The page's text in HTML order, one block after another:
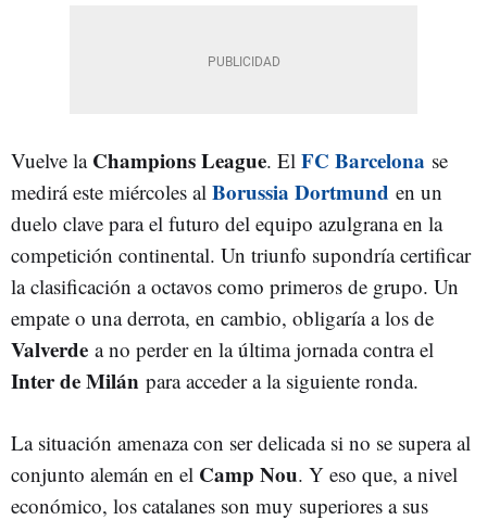
Vuelve la Champions League. El FC Barcelona se
medirá este miércoles al Borussia Dortmund en un
duelo clave para el futuro del equipo azulgrana en la
competición continental. Un triunfo supondría certificar
la clasificación a octavos como primeros de grupo. Un
empate o una derrota, en cambio, obligaría a los de
Valverde a no perder en la última jornada contra el
Inter de Milán para acceder a la siguiente ronda.
La situación amenaza con ser delicada si no se supera al
conjunto alemán en el Camp Nou. Y eso que, a nivel
económico, los catalanes son muy superiores a sus